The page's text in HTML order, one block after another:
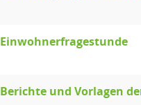
Einwohnerfragestunde
Berichte und Vorlagen